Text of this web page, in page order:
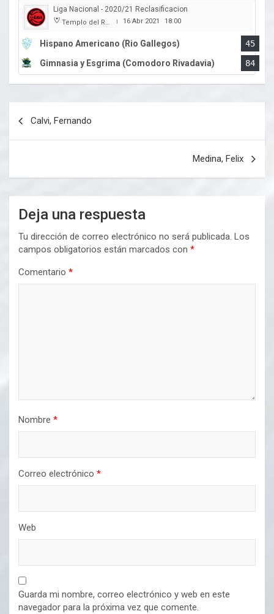
Liga Nacional - 2020/21 Reclasificacion
Templo del Rock | 16 Abr 2021 18:00
Hispano Americano (Rio Gallegos)
45
Gimnasia y Esgrima (Comodoro Rivadavia)
84
Calvi, Fernando
Medina, Felix
Deja una respuesta
Tu dirección de correo electrónico no será publicada. Los
campos obligatorios están marcados con *
Comentario *
Nombre *
Correo electrónico *
Web
Guarda mi nombre, correo electrónico y web en este
navegador para la próxima vez que comente.